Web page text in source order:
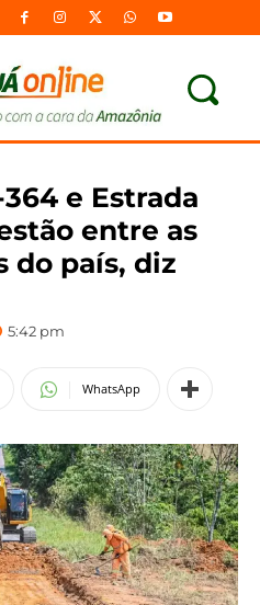
e Estrada
entre as
do país, diz
5:42 pm
WhatsApp